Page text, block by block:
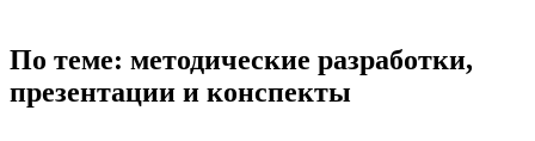
По теме: методические разработки,
презентации и конспекты